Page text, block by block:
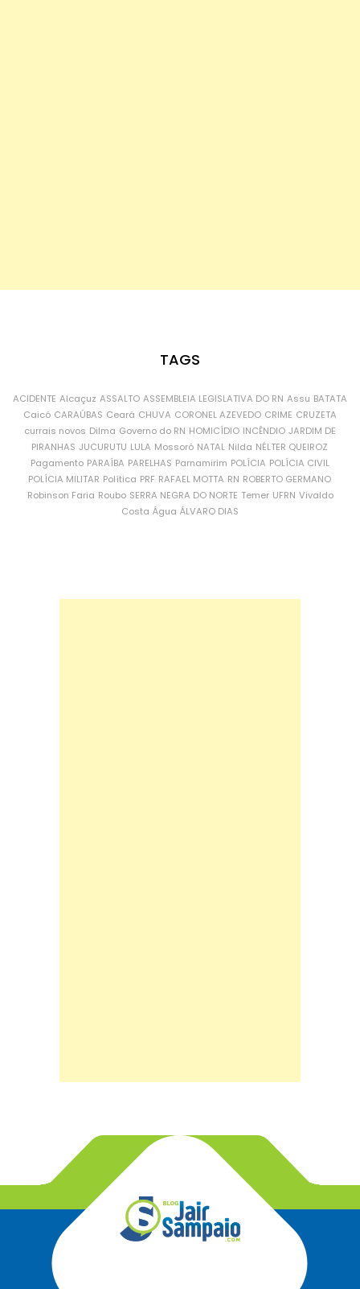
TAGS
ACIDENTE Alcaçuz ASSALTO ASSEMBLEIA LEGISLATIVA DO RN Assu BATATA
Caicó CARAÚBAS Ceará CHUVA CORONEL AZEVEDO CRIME CRUZETA
currais novos Dilma Governo do RN HOMICÍDIO INCÊNDIO JARDIM DE
PIRANHAS JUCURUTU LULA Mossoró NATAL Nilda NÉLTER QUEIROZ
Pagamento PARAÍBA PARELHAS Parnamirim POLÍCIA POLÍCIA CIVIL
POLÍCIA MILITAR Política PRF RAFAEL MOTTA RN ROBERTO GERMANO
Robinson Faria Roubo SERRA NEGRA DO NORTE Temer UFRN Vivaldo
Costa Água ÁLVARO DIAS